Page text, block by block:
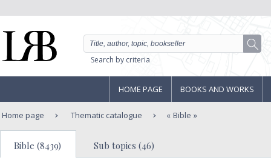
Search by criteria
HOME PAGE BOOKS AND WORKS
Home page Thematic catalogue Bible
Bible (8439) Sub topics (46)